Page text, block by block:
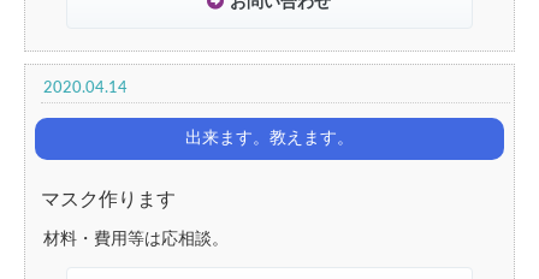
2020.04.14
出来ます。教えます。
マスク作ります
材料・費用等は応相談。